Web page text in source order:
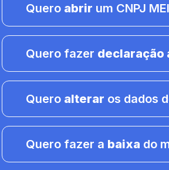
Quero abrir um CNPJ
Quero fazer declaração
Quero alterar os dados
Quero fazer a baixa do